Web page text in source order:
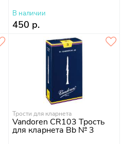
В наличии
450 р.
Трости для кларнета
Vandoren CR103 Трость
для кларнета Bb № 3